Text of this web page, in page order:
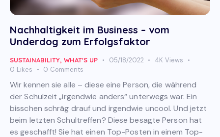
Nachhaltigkeit im Business – vom
Underdog zum Erfolgsfaktor
SUSTAINABILITY, WHAT'S UP 05/18/2022 4K Views
0 Likes 0 Comments
Wir kennen sie alle – diese eine Person, die während
der Schulzeit „irgendwie anders“ unterwegs war. Ein
bisschen schräg drauf und irgendwie uncool. Und jetzt
beim letzten Schultreffen? Diese besagte Person hat
es geschafft! Sie hat einen Top-Posten in einem Top-